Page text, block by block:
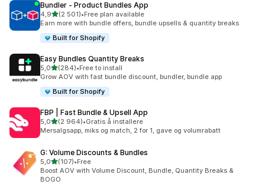
Bundler ‑ Product Bundles App
4,9av 5 stjerner
(2 501)
Totalt 2501 omtaler
•Free plan available
Earn more with bundle offers, bundle upsells & quantity breaks
Built for Shopify
Easy Bundles Quantity Breaks
5,0av 5 stjerner
(284)
Totalt 284 omtaler
•Free to install
Grow AOV with fast bundle discount, bundler, bundle app
Built for Shopify
FBP | Fast Bundle & Upsell App
5,0av 5 stjerner
(2 964)
Totalt 2964 omtaler
•Gratis å installere
Mersalgsapp, miks og match, 2 for 1, gave og volumrabatt
G: Volume Discounts & Bundles
5,0av 5 stjerner
(107)
Totalt 107 omtaler
•Free
Boost AOV with Volume Discount, Bundle, Quantity Breaks &
BOGO